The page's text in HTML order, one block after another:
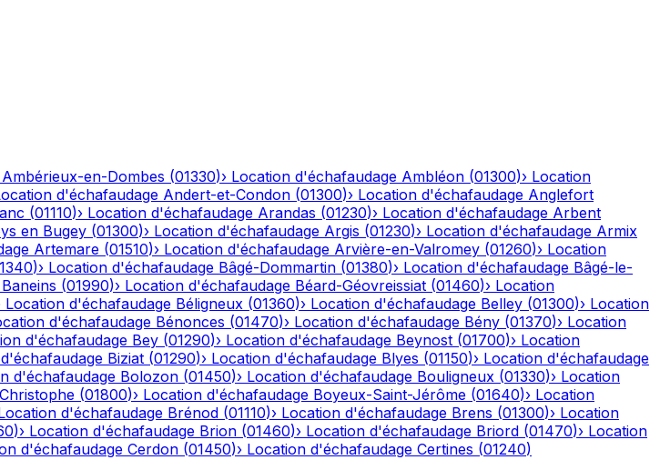
Ambérieux-en-Dombes (01330)› Location d'échafaudage Ambléon (01300)› Location
d'échafaudage Andert-et-Condon (01300)› Location d'échafaudage Anglefort
(01110)› Location d'échafaudage Arandas (01230)› Location d'échafaudage Arbent
en Bugey (01300)› Location d'échafaudage Argis (01230)› Location d'échafaudage Armix
Artemare (01510)› Location d'échafaudage Arvière-en-Valromey (01260)› Location
)› Location d'échafaudage Bâgé-Dommartin (01380)› Location d'échafaudage Bâgé-le-
Baneins (01990)› Location d'échafaudage Béard-Géovreissiat (01460)› Location
Location d'échafaudage Béligneux (01360)› Location d'échafaudage Belley (01300)› Location
d'échafaudage Bénonces (01470)› Location d'échafaudage Bény (01370)› Location
d'échafaudage Bey (01290)› Location d'échafaudage Beynost (01700)› Location
Biziat (01290)› Location d'échafaudage Blyes (01150)› Location d'échafaudage
d'échafaudage Bolozon (01450)› Location d'échafaudage Bouligneux (01330)› Location
(01800)› Location d'échafaudage Boyeux-Saint-Jérôme (01640)› Location
d'échafaudage Brénod (01110)› Location d'échafaudage Brens (01300)› Location
)› Location d'échafaudage Brion (01460)› Location d'échafaudage Briord (01470)› Location
d'échafaudage Cerdon (01450)› Location d'échafaudage Certines (01240)